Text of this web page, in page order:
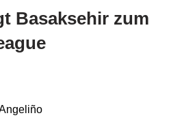
Basaksehir zum